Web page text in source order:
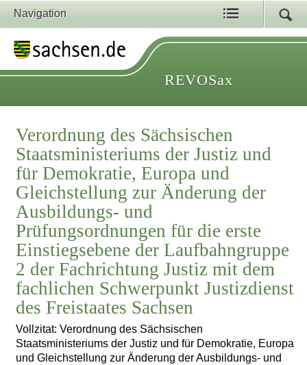
Navigation
REVOSax
Verordnung des Sächsischen
Staatsministeriums der Justiz und
für Demokratie, Europa und
Gleichstellung zur Änderung der
Ausbildungs- und
Prüfungsordnungen für die erste
Einstiegsebene der Laufbahngruppe
2 der Fachrichtung Justiz mit dem
fachlichen Schwerpunkt Justizdienst
des Freistaates Sachsen
Vollzitat: Verordnung des Sächsischen
Staatsministeriums der Justiz und für Demokratie, Europa
und Gleichstellung zur Änderung der Ausbildungs- und